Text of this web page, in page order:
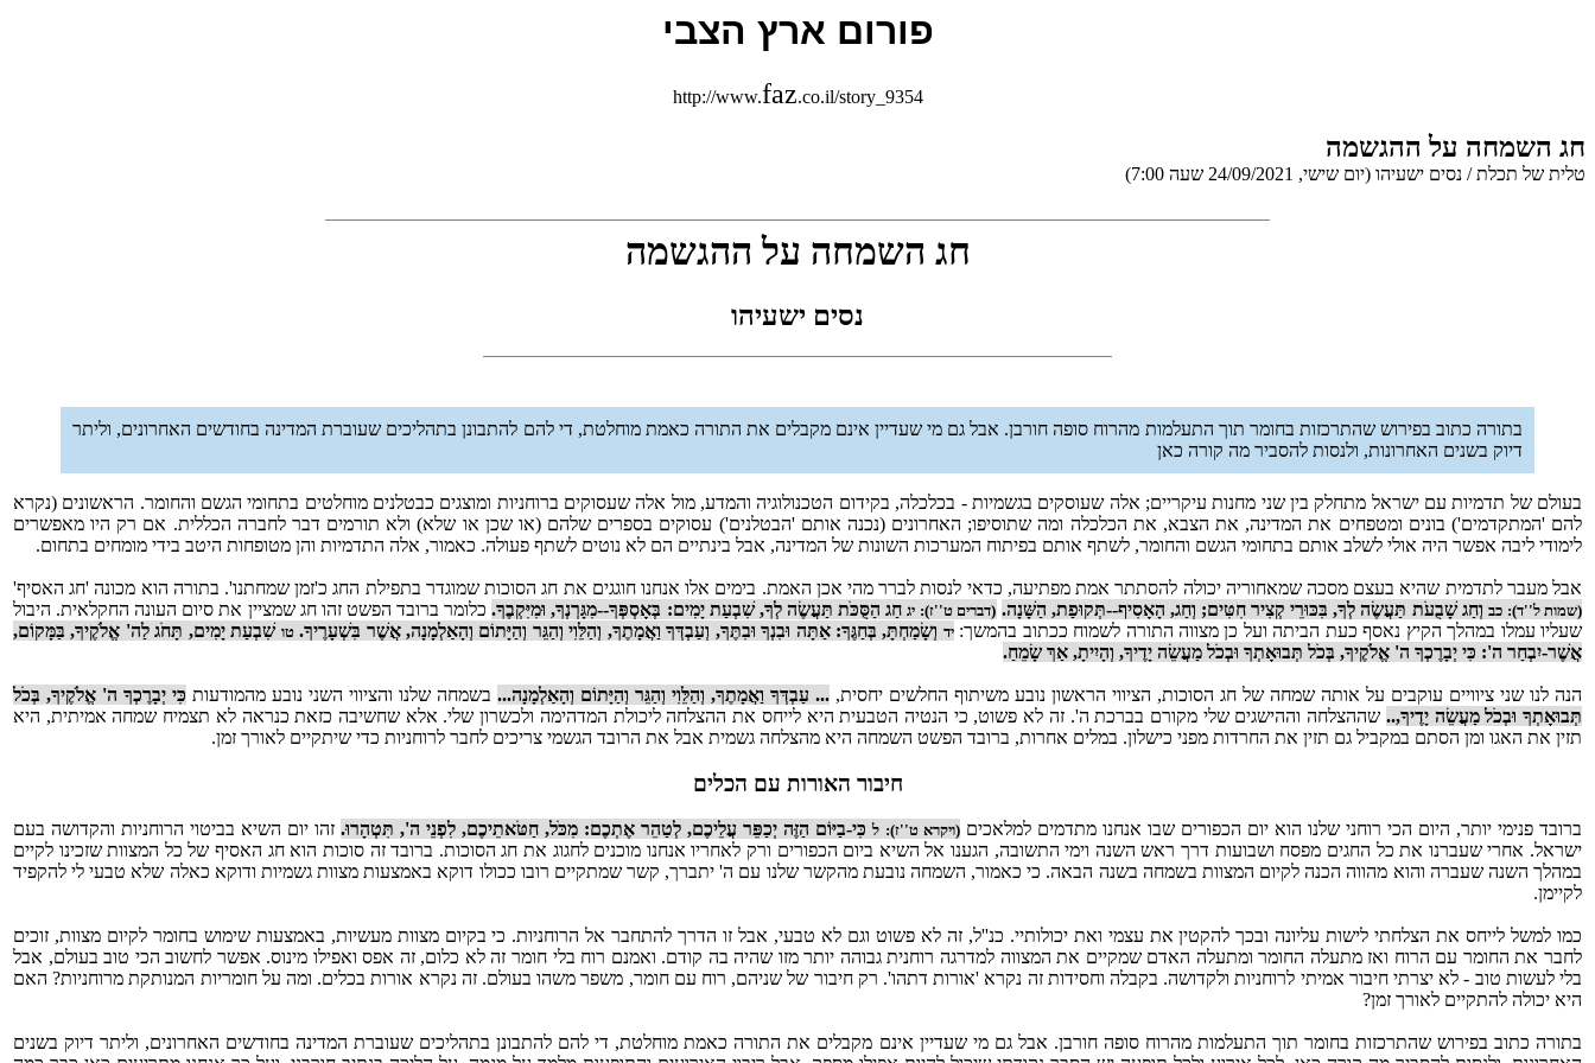
פורום ארץ הצבי
http://www.faz.co.il/story_9354
חג השמחה על ההגשמה
טלית של תכלת / נסים ישעיהו (יום שישי, 24/09/2021 שעה 7:00)
חג השמחה על ההגשמה
נסים ישעיהו
בתורה כתוב בפירוש שהתרכזות בחומר תוך התעלמות מהרוח סופה חורבן. אבל גם מי שעדיין אינם מקבלים את התורה כאמת מוחלטת, די להם להתבונן בתהליכים שעוברת המדינה בחודשים האחרונים, וליתר
דיוק בשנים האחרונות, ולנסות להסביר מה קורה כאן
בעולם של תדמיות עם ישראל מתחלק בין שני מחנות עיקריים; אלה שעוסקים בגשמיות - בכלכלה, בקידום הטכנולוגיה והמדע, מול אלה שעסוקים ברוחניות ומוצגים כבטלנים מוחלטים בתחומי הגשם והחומר. הראשונים (נקרא
להם 'המתקדמים') בונים ומטפחים את המדינה, את הצבא, את הכלכלה ומה שתוסיפו; האחרונים (נכנה אותם 'הבטלנים') עסוקים בספרים שלהם (או שכן או שלא) ולא תורמים דבר לחברה הכללית. אם רק היו מאפשרים
לימודי ליבה אפשר היה אולי לשלב אותם בתחומי הגשם והחומר, לשתף אותם בפיתוח המערכות השונות של המדינה, אבל בינתיים הם לא נוטים לשתף פעולה. כאמור, אלה התדמיות והן מטופחות היטב בידי מומחים בתחום.
אבל מעבר לתדמית שהיא בעצם מסכה שמאחוריה יכולה להסתתר אמת מפתיעה, כדאי לנסות לברר מהי אכן האמת. בימים אלו אנחנו חוגגים את חג הסוכות שמוגדר בתפילת החג כ'זמן שמחתנו'. בתורה הוא מכונה 'חג האסיף'
(שמות ל''ד): כב וְחַג שָׁבֻעֹת תַּעֲשֶׂה לְךָ, בִּכּוּרֵי קְצִיר חִטִּים; וְחַג, הָאָסִיף--תְּקוּפַת, הַשָּׁנָה. (דברים ט''ז): יגחַג הַסֻּכֹּת תַּעֲשֶׂה לְךָ, שִׁבְעַת יָמִים: בְּאָסְפְּךָ--מִגָּרְנְךָ, וּמִיִּקְבֶךָ.כלומר ברובד הפשט זהו חג שמציין את סיום העונה החקלאית. היבול
שעליו עמלו במהלך הקיץ נאסף כעת הביתה ועל כן מצווה התורה לשמוח ככתוב בהמשך:יד וְשָׂמַחְתָּ, בְּחַגֶּךָ: אַתָּה וּבִנְךָ וּבִתֶּךָ, וְעַבְדְּךָ וַאֲמָתֶךָ, וְהַלֵּוִי וְהַגֵּר וְהַיָּתוֹם וְהָאַלְמָנָה, אֲשֶׁר בִּשְׁעָרֶיךָ.טו שִׁבְעַת יָמִים, תָּחֹג לַה' אֱלֹקֶיךָ, בַּמָּקוֹם,
אֲשֶׁר-יִבְחַר ה': כִּי יְבָרֶכְךָ ה' אֱלֹקֶיךָ, בְּכֹל תְּבוּאָתְךָ וּבְכֹל מַעֲשֵׂה יָדֶיךָ, וְהָיִיתָ, אַךְ שָׂמֵחַ.
הנה לנו שני ציוויים עוקבים על אותה שמחה של חג הסוכות, הציווי הראשון נובע משיתוף החלשים יחסית, ... עַבְדְּךָ וַאֲמָתֶךָ, וְהַלֵּוִי וְהַגֵּר וְהַיָּתוֹם וְהָאַלְמָנָה... בשמחה שלנו והציווי השני נובע מהמודעות כִּי יְבָרֶכְךָ ה' אֱלֹקֶיךָ, בְּכֹל
תְּבוּאָתְךָ וּבְכֹל מַעֲשֵׂה יָדֶיךָ,.. שההצלחה וההישגים שלי מקורם בברכת ה'. זה לא פשוט, כי הנטיה הטבעית היא לייחס את ההצלחה ליכולת המדהימה ולכשרון שלי. אלא שחשיבה כזאת כנראה לא תצמיח שמחה אמיתית, היא
תזין את האגו ומן הסתם במקביל גם תזין את החרדות מפני כישלון. במלים אחרות, ברובד הפשט השמחה היא מהצלחה גשמית אבל את הרובד הגשמי צריכים לחבר לרוחניות כדי שיתקיים לאורך זמן.
חיבור האורות עם הכלים
ברובד פנימי יותר, היום הכי רוחני שלנו הוא יום הכפורים שבו אנחנו מתדמים למלאכים (ויקרא ט''ז): ל כִּי-בַיּוֹם הַזֶּה יְכַפֵּר עֲלֵיכֶם, לְטַהֵר אֶתְכֶם: מִכֹּל, חַטֹּאתֵיכֶם, לִפְנֵי ה', תִּטְהָרוּ. זהו יום השיא בביטוי הרוחניות והקדושה בעם
ישראל. אחרי שעברנו את כל החגים מפסח ושבועות דרך ראש השנה וימי התשובה, הגענו אל השיא ביום הכפורים ורק לאחריו אנחנו מוכנים לחגוג את חג הסוכות. ברובד זה סוכות הוא חג האסיף של כל המצוות שזכינו לקיים
במהלך השנה שעברה והוא מהווה הכנה לקיום המצוות בשמחה בשנה הבאה. כי כאמור, השמחה נובעת מהקשר שלנו עם ה' יתברך, קשר שמתקיים רובו ככולו דוקא באמצעות מצוות גשמיות ודוקא כאלה שלא טבעי לי להקפיד
לקיימן.
כמו למשל לייחס את הצלחתי לישות עליונה ובכך להקטין את עצמי ואת יכולותיי. כנ''ל, זה לא פשוט וגם לא טבעי, אבל זו הדרך להתחבר אל הרוחניות. כי בקיום מצוות מעשיות, באמצעות שימוש בחומר לקיום מצוות, זוכים
לחבר את החומר עם הרוח ואז מתעלה החומר ומתעלה האדם שמקיים את המצווה למדרגה רוחנית גבוהה יותר מזו שהיה בה קודם. ואמנם רוח בלי חומר זה לא כלום, זה אפס ואפילו מינוס. אפשר לחשוב הכי טוב בעולם, אבל
בלי לעשות טוב - לא יצרתי חיבור אמיתי לרוחניות ולקדושה. בקבלה וחסידות זה נקרא 'אורות דתהו'. רק חיבור של שניהם, רוח עם חומר, משפר משהו בעולם. זה נקרא אורות בכלים. ומה על חומריות המנותקת מרוחניות? האם
היא יכולה להתקיים לאורך זמן?
בתורה כתוב בפירוש שהתרכזות בחומר תוך התעלמות מהרוח סופה חורבן. אבל גם מי שעדיין אינם מקבלים את התורה כאמת מוחלטת, די להם להתבונן בתהליכים שעוברת המדינה בחודשים האחרונים, וליתר דיוק בשנים